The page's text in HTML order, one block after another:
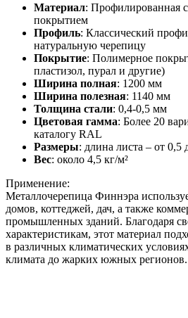
Материал: Профилированная
покрытием
Профиль: Классический
натуральную черепицу
Покрытие: Полимерное
пластизол, пурал и другие)
Ширина полная: 1200 мм
Ширина полезная: 1140 мм
Толщина стали: 0,4-0,5 мм
Цветовая гамма: Более 20
каталогу RAL
Размеры: длина листа – от 0,5
Вес: около 4,5 кг/м²
Применение:
Металлочерепица Финнэра
домов, коттеджей, дач, а также
промышленных зданий. Благодаря
характеристикам, этот материал
в различных климатических
климата до жарких южных регионов.